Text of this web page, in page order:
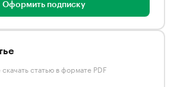
Оформить подписку
статью в формате PDF